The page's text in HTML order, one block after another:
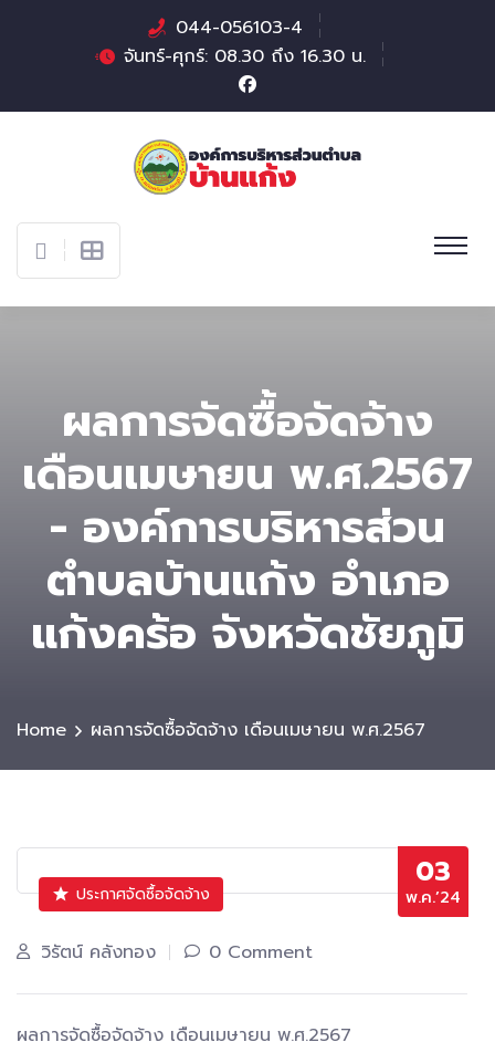
044-056103-4
จันทร์-ศุกร์: 08.30 ถึง 16.30 น.
ผลการจัดซื้อจัดจ้าง
เดือนเมษายน พ.ศ.2567
- องค์การบริหารส่วน
ตําบลบ้านแก้ง อำเภอ
แก้งคร้อ จังหวัดชัยภูมิ
Home ผลการจัดซื้อจัดจ้าง เดือนเมษายน พ.ศ.2567
03
พ.ค.’24
ประกาศจัดซื้อจัดจ้าง
วิรัตน์ คลังทอง 0 Comment
ผลการจัดซื้อจัดจ้าง เดือนเมษายน พ.ศ.2567